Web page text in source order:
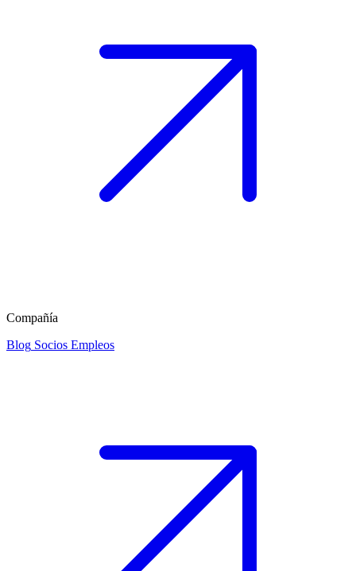
Compañía
Blog Socios Empleos